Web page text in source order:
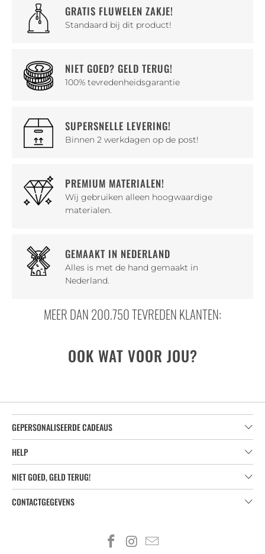
GRATIS FLUWELEN ZAKJE!
Standaard bij dit product!
NIET GOED? GELD TERUG!
100% tevredenheidsgarantie
SUPERSNELLE LEVERING!
Binnen 2 werkdagen op de post!
PREMIUM MATERIALEN!
Wij gebruiken alleen hoogwaardige
materialen.
GEMAAKT IN NEDERLAND
Alles is met de hand gemaakt in
Nederland.
MEER DAN 200.750 TEVREDEN KLANTEN:
OOK WAT VOOR JOU?
GEPERSONALISEERDE CADEAUS
HELP
NIET GOED, GELD TERUG!
CONTACTGEGEVENS